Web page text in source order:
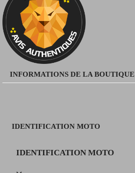
INFORMATIONS DE LA BOUTIQUE
IDENTIFICATION MOTO
IDENTIFICATION MOTO